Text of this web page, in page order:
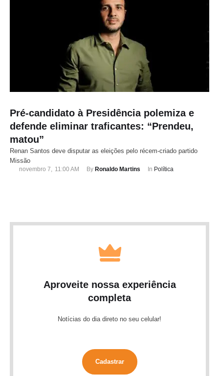
Pré-candidato à Presidência polemiza e
defende eliminar traficantes: “Prendeu,
matou”
Renan Santos deve disputar as eleições pelo récem-criado partido
Missão
novembro 7, 11:00 AM By Ronaldo Martins In Política
Aproveite nossa experiência
completa
Notícias do dia direto no seu celular!
Cadastrar